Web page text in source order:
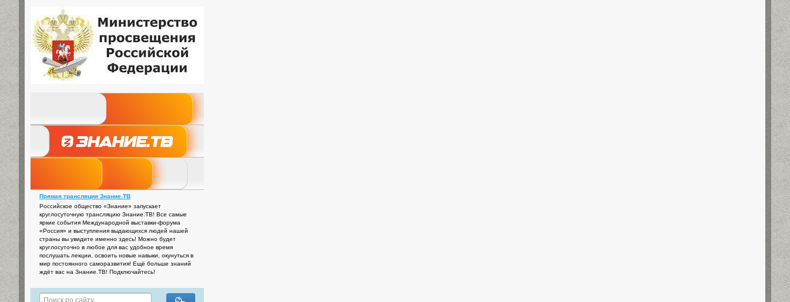
Прямая трансляция Знание.ТВ
Российское общество «Знание» запускает
круглосуточную трансляцию Знание.ТВ! Все самые
яркие события Международной выставки-форума
«Россия» и выступления выдающихся людей нашей
страны вы увидите именно здесь! Можно будет
круглосуточно в любое для вас удобное время
послушать лекции, освоить новые навыки, окунуться в
мир постоянного саморазвития! Ещё больше знаний
ждёт вас на Знание.ТВ! Подключайтесь!